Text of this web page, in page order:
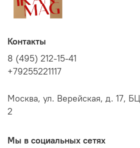
Контакты
8 (495) 212-15-41
+79255221117
Москва, ул. Верейская, д. 17,
2
Мы в социальных сетях